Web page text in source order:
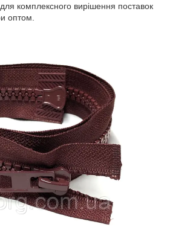
комплексного вирішення поставок
оптом.